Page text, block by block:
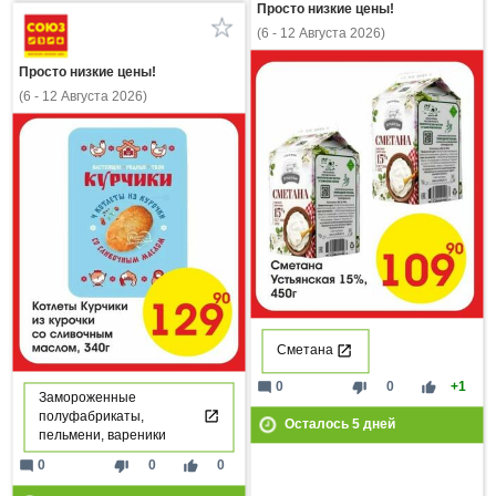
Просто низкие цены!
(6 - 12 Августа 2026)
Сметана
thumb_down 0 thumb_up +1
mode_comment 0
Осталось 5дней
Просто низкие цены!
(6 - 12 Августа 2026)
Замороженные
полуфабрикаты,
пельмени, вареники
thumb_down 0 thumb_up 0
mode_comment 0